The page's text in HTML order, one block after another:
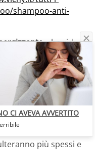
shampoo-anti-
, che riduce
e all’eccessiva
capelli risulteranno
– Shampoo
spessore dei capelli,
liberandolo
arricchita con
più spessi e
CI AVEVA AVVERTITO